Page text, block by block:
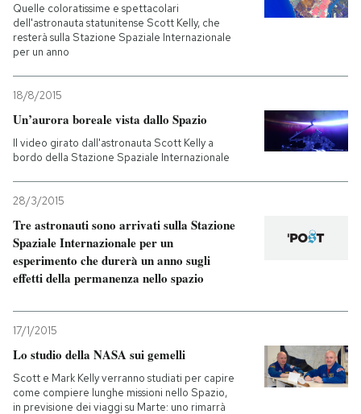
Quelle coloratissime e spettacolari
dell'astronauta statunitense Scott Kelly, che
resterà sulla Stazione Spaziale Internazionale
per un anno
18/8/2015
Un’aurora boreale vista dallo Spazio
Il video girato dall'astronauta Scott Kelly a
bordo della Stazione Spaziale Internazionale
28/3/2015
Tre astronauti sono arrivati sulla Stazione
Spaziale Internazionale per un
esperimento che durerà un anno sugli
effetti della permanenza nello spazio
17/1/2015
Lo studio della NASA sui gemelli
Scott e Mark Kelly verranno studiati per capire
come compiere lunghe missioni nello Spazio,
in previsione dei viaggi su Marte: uno rimarrà